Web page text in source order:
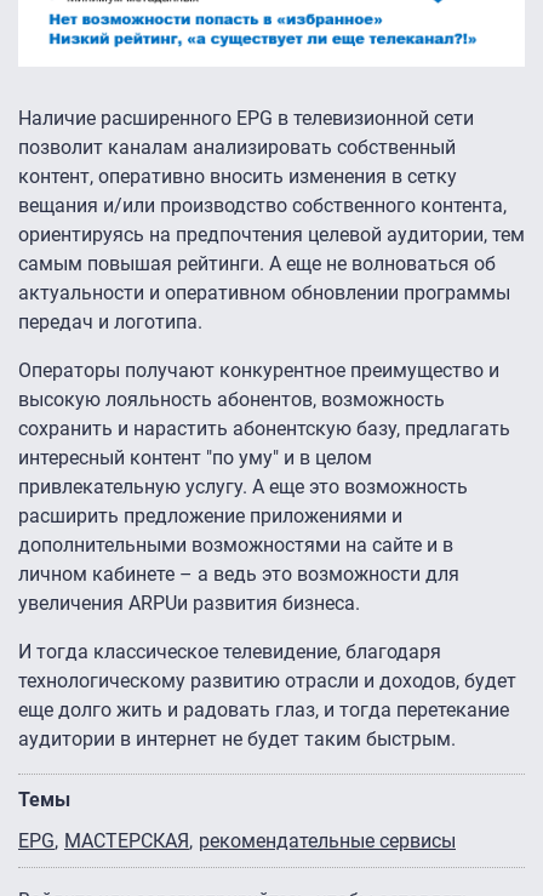
Наличие расширенного EPG в телевизионной сети
позволит каналам анализировать собственный
контент, оперативно вносить изменения в сетку
вещания и/или производство собственного контента,
ориентируясь на предпочтения целевой аудитории, тем
самым повышая рейтинги. А еще не волноваться об
актуальности и оперативном обновлении программы
передач и логотипа.
Операторы получают конкурентное преимущество и
высокую лояльность абонентов, возможность
сохранить и нарастить абонентскую базу, предлагать
интересный контент "по уму" и в целом
привлекательную услугу. А еще это возможность
расширить предложение приложениями и
дополнительными возможностями на сайте и в
личном кабинете – а ведь это возможности для
увеличения ARPUи развития бизнеса.
И тогда классическое телевидение, благодаря
технологическому развитию отрасли и доходов, будет
еще долго жить и радовать глаз, и тогда перетекание
аудитории в интернет не будет таким быстрым.
Темы
EPG МАСТЕРСКАЯ рекомендательные сервисы